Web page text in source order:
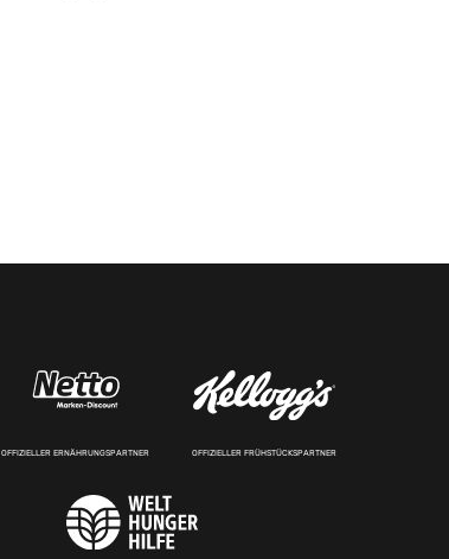
OFFIZIELLER ERNÄHRUNGSPARTNER OFFIZIELLER FRÜHSTÜCKSPARTNER